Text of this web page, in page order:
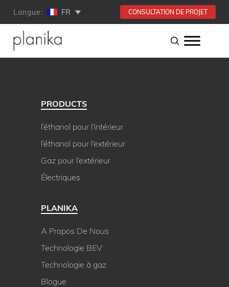
Langue: FR CONSULTATION DE PROJET
PRODUCTS
l’éthanol pour l’intérieur
l’éthanol pour l’extérieur
Gaz pour l’extérieur
Électriques
PLANIKA
A Propos De Nous
Technologie BEV
Technologie à gaz
Blogue